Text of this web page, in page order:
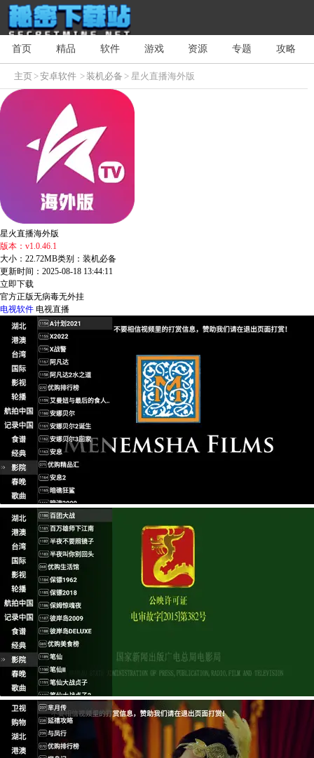
首页 精品 软件 游戏 资源 专题 攻略
主页>安卓软件 >装机必备 > 星火直播海外版
星火直播海外版
版本：v1.0.46.1
大小：22.72MB类别：装机必备
更新时间：2025-08-18 13:44:11
立即下载
官方正版无病毒无外挂
电视软件 电视直播